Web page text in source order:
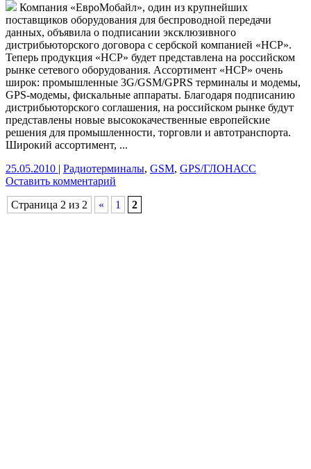
Компания «ЕвроМобайл», один из крупнейших
поставщиков оборудования для беспроводной передачи
данных, объявила о подписании эксклюзивного
дистрибьюторского договора с сербской компанией «НСР».
Теперь продукция «HCP» будет представлена на российском
рынке сетевого оборудования. Ассортимент «HCP» очень
широк: промышленные 3G/GSM/GPRS терминалы и модемы,
GPS-модемы, фискальные аппараты. Благодаря подписанию
дистрибьюторского соглашения, на российском рынке будут
представлены новые высококачественные европейские
решения для промышленности, торговли и автотранспорта.
Широкий ассортимент, ...
25.05.2010 | Радиотерминалы, GSM, GPS/ГЛОНАСС
Оставить комментарий
Страница 2 из 2
« 1 2